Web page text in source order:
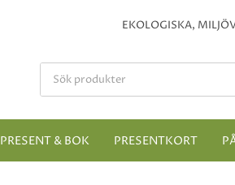
EKOLOGISKA,
PRESENT & BOK PRESENTKORT